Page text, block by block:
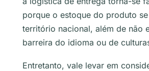
porque o estoque do produto
território nacional, além de não
barreira do idioma ou de
Entretanto, vale levar em